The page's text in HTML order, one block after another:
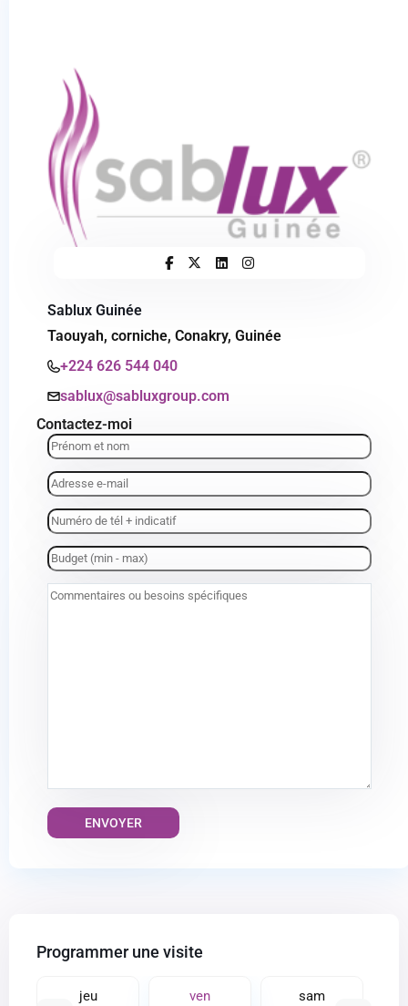
Sablux Guinée
Taouyah, corniche, Conakry, Guinée
+224 626 544 040
sablux@sabluxgroup.com
Contactez-moi
Programmer une visite
jeu ven sam